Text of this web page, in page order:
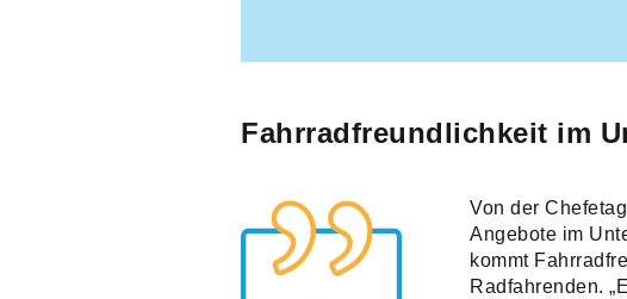
Fahrradfreundlichkeit im
Von der
Angebote im
kommt
Radfahrenden.